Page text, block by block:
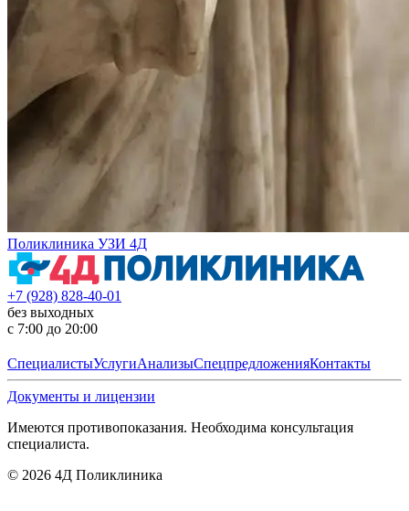
Поликлиника УЗИ 4Д
+7 (928) 828-40-01
без выходных
с 7:00 до 20:00
СпециалистыУслугиАнализыСпецпредложенияКонтакты
Документы и лицензии
Имеются противопоказания. Необходима консультация
специалиста.
© 2026 4Д Поликлиника